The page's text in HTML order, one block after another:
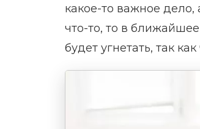
какое-то важное дело,
что-то, то в
будет угнетать, так